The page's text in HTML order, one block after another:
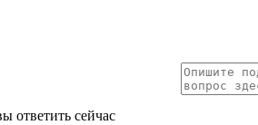
ответить сейчас